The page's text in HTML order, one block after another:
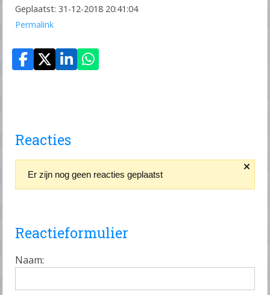
Geplaatst: 31-12-2018 20:41:04
Permalink
Reacties
Er zijn nog geen reacties geplaatst
Reactieformulier
Naam: